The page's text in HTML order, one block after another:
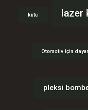
kutu lazer
Otomotiv için
pleksi